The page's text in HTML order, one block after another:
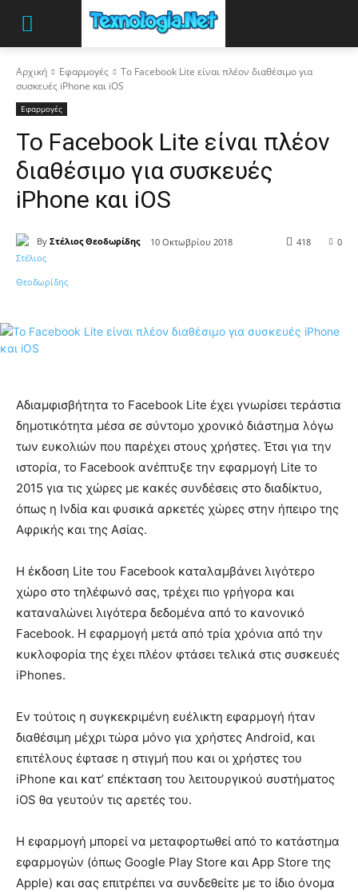
Αρχική Εφαρμογές
Το Facebook Lite είναι πλέον διαθέσιμο για
συσκευές iPhone και iOS
Εφαρμογές
Το Facebook Lite είναι πλέον
διαθέσιμο για συσκευές
iPhone και iOS
By Στέλιος Θεοδωρίδης 10 Οκτωβρίου 2018 0
418
Αδιαμφισβήτητα το Facebook Lite έχει γνωρίσει τεράστια
δημοτικότητα μέσα σε σύντομο χρονικό διάστημα λόγω
των ευκολιών που παρέχει στους χρήστες. Έτσι για την
ιστορία, το Facebook ανέπτυξε την εφαρμογή Lite το
2015 για τις χώρες με κακές συνδέσεις στο διαδίκτυο,
όπως η Ινδία και φυσικά αρκετές χώρες στην ήπειρο της
Αφρικής και της Ασίας.
Η έκδοση Lite του Facebook καταλαμβάνει λιγότερο
χώρο στο τηλέφωνό σας, τρέχει πιο γρήγορα και
καταναλώνει λιγότερα δεδομένα από το κανονικό
Facebook. Η εφαρμογή μετά από τρία χρόνια από την
κυκλοφορία της έχει πλέον φτάσει τελικά στις συσκευές
iPhones.
Εν τούτοις η συγκεκριμένη ευέλικτη εφαρμογή ήταν
διαθέσιμη μέχρι τώρα μόνο για χρήστες Android, και
επιτέλους έφτασε η στιγμή που και οι χρήστες του
iPhone και κατ’ επέκταση του λειτουργικού συστήματος
iOS θα γευτούν τις αρετές του.
Η εφαρμογή μπορεί να μεταφορτωθεί από το κατάστημα
εφαρμογών (όπως Google Play Store και App Store της
Apple) και σας επιτρέπει να συνδεθείτε με το ίδιο όνομα